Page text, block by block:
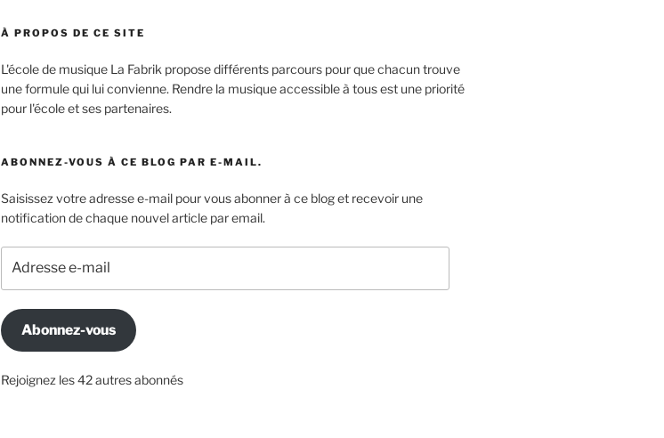
À PROPOS DE CE SITE
L'école de musique La Fabrik propose différents parcours pour que chacun trouve
une formule qui lui convienne. Rendre la musique accessible à tous est une priorité
pour l'école et ses partenaires.
ABONNEZ-VOUS À CE BLOG PAR E-MAIL.
Saisissez votre adresse e-mail pour vous abonner à ce blog et recevoir une
notification de chaque nouvel article par email.
mail
Abonnez-vous
Rejoignez les 42 autres abonnés